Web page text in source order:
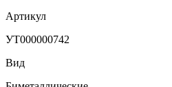
Артикул
УТ000000742
Вид